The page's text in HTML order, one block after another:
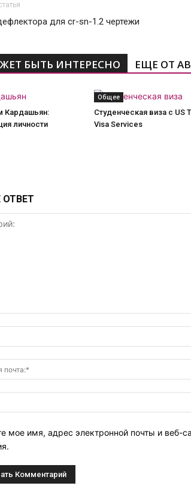
для cr-sn-1.2 чертежи
БЫТЬ ИНТЕРЕСНО ЕЩЕ ОТ
Кардашьян:
личности
Общее
Студенческая виза с US
Visa Services
ОТВЕТ
мое имя, адрес электронной почты и веб-